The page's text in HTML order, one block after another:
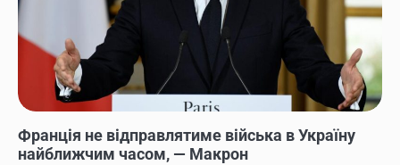
Франція не відправлятиме війська в Україну
найближчим часом, — Макрон